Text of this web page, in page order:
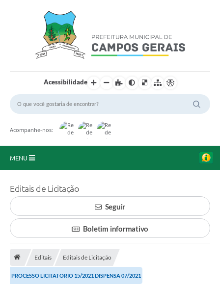
Acessibilidade
Acompanhe-nos:
MENU
O Município
A Prefeitura
Portal da Transparência
Secretarias
Mais
Editais de Licitação
Seguir
Boletim informativo
Editais Editais de Licitação
PROCESSO LICITATORIO 15/2021 DISPENSA 07/2021